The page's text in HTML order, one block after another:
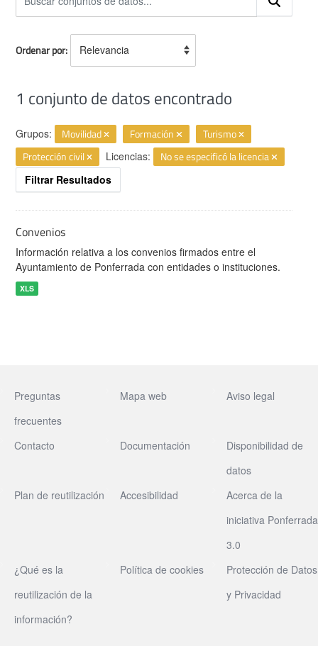
Ordenar por
1 conjunto de datos encontrado
Grupos: Movilidad Formación
Turismo
Protección civil
Licencias: No se especificó la licencia
Filtrar Resultados
Convenios
Información relativa a los convenios firmados entre el
Ayuntamiento de Ponferrada con entidades o instituciones.
XLS
Preguntas
frecuentes
Mapa web Aviso legal
Contacto Documentación
Disponibilidad de
datos
Plan de reutilización
Accesibilidad
Acerca de la
iniciativa Ponferrada
3.0
¿Qué es la
reutilización de la
información?
Política de cookies
Protección de Datos
y Privacidad